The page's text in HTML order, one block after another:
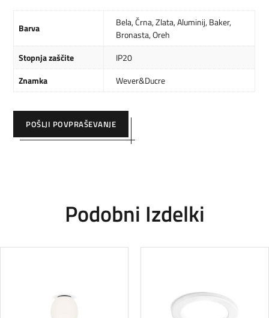
Barva Bela,Črna,Zlata,Aluminij,Baker,
Bronasta,Oreh
Stopnja zaščite
IP20
Znamka
Wever&Ducre
POŠLJI POVPRAŠEVANJE
Podobni Izdelki